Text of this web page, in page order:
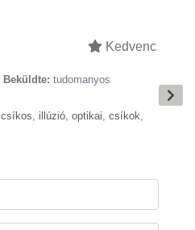
Kedvenc
Beküldte: tudomanyos
csíkos, illúzió, optikai, csíkok,